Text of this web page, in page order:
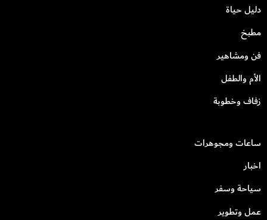
دليل حياة
مطبخ
فن ومشاهير
الأم والطفل
زفاف وخطوبة
ساعات ومجوهرات
اخبار
سياحة وسفر
عمل وتطوير